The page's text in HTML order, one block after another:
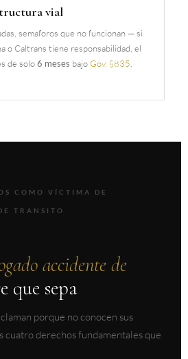
vial
semaforos que no funcionan — si
o Caltrans tiene responsabilidad, el
de solo6 meses bajoGov. §835
COMO VÍCTIMA DE
TRANSITO
accidente de
que sepa
porque no conocen sus
cuatro derechos fundamentales que